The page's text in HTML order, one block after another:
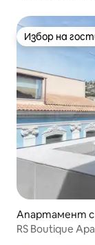
Избор на
Избор на
Апартамент с
RS Boutique